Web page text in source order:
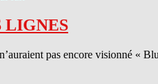
LIGNES
pas encore visionné «